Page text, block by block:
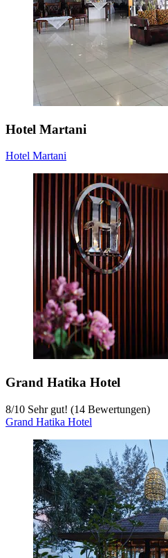
Hotel Martani
Hotel Martani
Grand Hatika Hotel
8/10 Sehr gut! (14 Bewertungen)
Grand Hatika Hotel